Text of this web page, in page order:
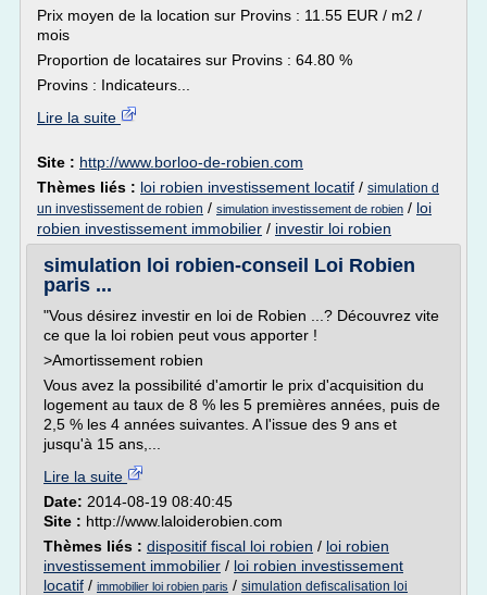
Prix moyen de la location sur Provins : 11.55 EUR / m2 /
mois
Proportion de locataires sur Provins : 64.80 %
Provins : Indicateurs...
Lire la suite
Site : http://www.borloo-de-robien.com
Thèmes liés : loi robien investissement locatif / simulation d
un investissement de robien / simulation investissement de robien / loi
robien investissement immobilier / investir loi robien
simulation loi robien-conseil Loi Robien
paris ...
"Vous désirez investir en loi de Robien ...? Découvrez vite
ce que la loi robien peut vous apporter !
>Amortissement robien
Vous avez la possibilité d'amortir le prix d'acquisition du
logement au taux de 8 % les 5 premières années, puis de
2,5 % les 4 années suivantes. A l'issue des 9 ans et
jusqu'à 15 ans,...
Lire la suite
Date: 2014-08-19 08:40:45
Site : http://www.laloiderobien.com
Thèmes liés : dispositif fiscal loi robien / loi robien
investissement immobilier / loi robien investissement
locatif / immobilier loi robien paris / simulation defiscalisation loi